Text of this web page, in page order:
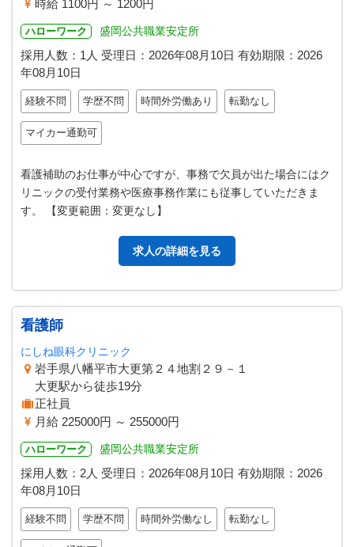
時給 1100円 ～ 1200円
ハローワーク 盛岡公共職業安定所
採用人数：1人 受理日： 2026年08月10日 有効期限： 2026
年08月10日
経験不問 学歴不問 時間外労働あり 転勤なし
マイカー通勤可
看護補助のお仕事が中心ですが、事務で欠員が出た場合にはク
リニックの受付業務や医療事務作業にも従事していただきま
す。 【変更範囲：変更なし】
求人の詳細を見る
看護師
にしね眼科クリニック
岩手県八幡平市大更第２４地割２９－１
大更駅から徒歩19分
正社員
月給 225000円 ～ 255000円
ハローワーク 盛岡公共職業安定所
採用人数：2人 受理日： 2026年08月10日 有効期限： 2026
年08月10日
経験不問 学歴不問 時間外労働なし 転勤なし